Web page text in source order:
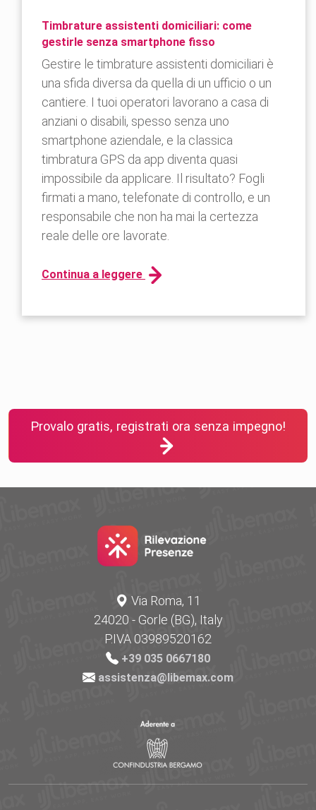
Timbrature assistenti domiciliari: come
gestirle senza smartphone fisso
Gestire le timbrature assistenti domiciliari è
una sfida diversa da quella di un ufficio o un
cantiere. I tuoi operatori lavorano a casa di
anziani o disabili, spesso senza uno
smartphone aziendale, e la classica
timbratura GPS da app diventa quasi
impossibile da applicare. Il risultato? Fogli
firmati a mano, telefonate di controllo, e un
responsabile che non ha mai la certezza
reale delle ore lavorate.
Continua a leggere
Provalo gratis, registrati ora senza impegno!
Via Roma, 11
24020 - Gorle (BG), Italy
P.IVA 03989520162
+39 035 0667180
assistenza@libemax.com